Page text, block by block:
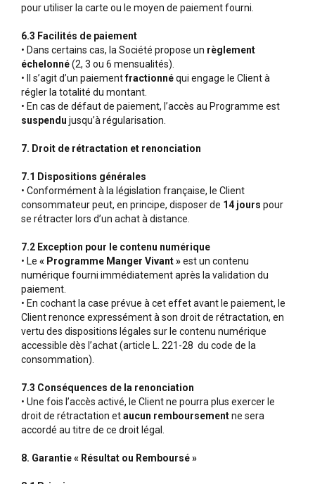
pour utiliser la carte ou le moyen de paiement fourni.
6.3 Facilités de paiement
• Dans certains cas, la Société propose un règlement
échelonné(2, 3 ou 6 mensualités).
• Il s’agit d’un paiementfractionnéqui engage le Client à
régler la totalité du montant.
• En cas de défaut de paiement, l’accès au Programme est
suspendu jusqu’à régularisation.
7. Droit de rétractation et renonciation
7.1 Dispositions générales
• Conformément à la législation française, le Client
consommateur peut, en principe, disposer de 14 jours pour
se rétracter lors d’un achat à distance.
7.2 Exception pour le contenu numérique
• Le « Programme Manger Vivant »est un contenu
numérique fourni immédiatement après la validation du
paiement.
• En cochant la case prévue à cet effet avant le paiement, le
Client renonce expressément à son droit de rétractation, en
vertu des dispositions légales sur le contenu numérique
accessible dès l’achat (article L. 221-28 du code de la
consommation).
7.3 Conséquences de la renonciation
• Une fois l’accès activé, le Client ne pourra plus exercer le
droit de rétractation etaucun remboursementne sera
accordé au titre de ce droit légal.
8. Garantie « Résultat ou Remboursé »